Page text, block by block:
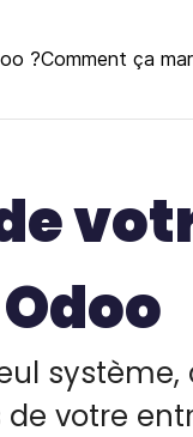
?Comment ça
votre